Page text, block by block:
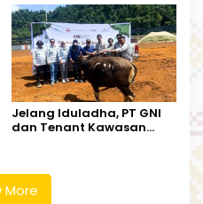
Kalimantan Barat
Jelang Iduladha, PT GNI
dan Tenant Kawasan
More